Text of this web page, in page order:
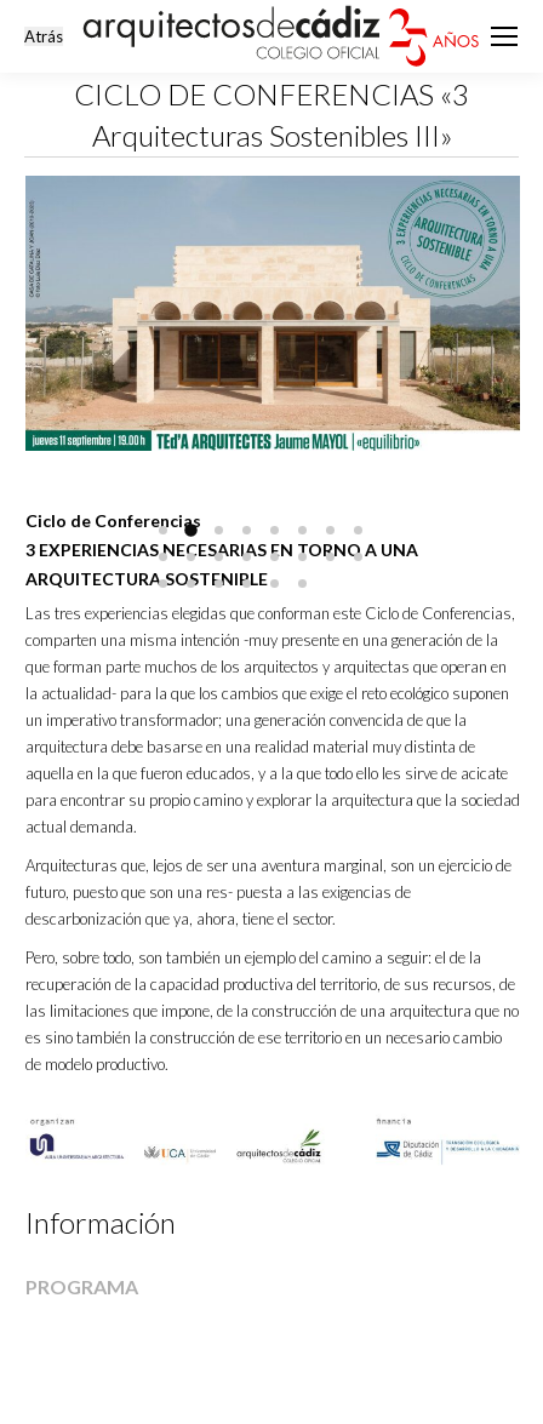
CICLO DE CONFERENCIAS «3
Arquitecturas Sostenibles III»
Ciclo de Conferencias
3 EXPERIENCIAS NECESARIAS EN TORNO A UNA
ARQUITECTURA SOSTENIBLE
Las tres experiencias elegidas que conforman este Ciclo de Conferencias,
comparten una misma intención -muy presente en una generación de la
que forman parte muchos de los arquitectos y arquitectas que operan en
la actualidad- para la que los cambios que exige el reto ecológico suponen
un imperativo transformador; una generación convencida de que la
arquitectura debe basarse en una realidad material muy distinta de
aquella en la que fueron educados, y a la que todo ello les sirve de acicate
para encontrar su propio camino y explorar la arquitectura que la sociedad
actual demanda.
Arquitecturas que, lejos de ser una aventura marginal, son un ejercicio de
futuro, puesto que son una res- puesta a las exigencias de
descarbonización que ya, ahora, tiene el sector.
Pero, sobre todo, son también un ejemplo del camino a seguir: el de la
recuperación de la capacidad productiva del territorio, de sus recursos, de
las limitaciones que impone, de la construcción de una arquitectura que no
es sino también la construcción de ese territorio en un necesario cambio
de modelo productivo.
Información
PROGRAMA